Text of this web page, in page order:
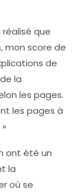
réalisé que
mon score de
de
la
les pages.
les pages à
ont été un
la
où se